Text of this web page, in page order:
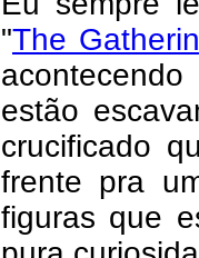
"The
estão
crucificado
frente pra
figuras que